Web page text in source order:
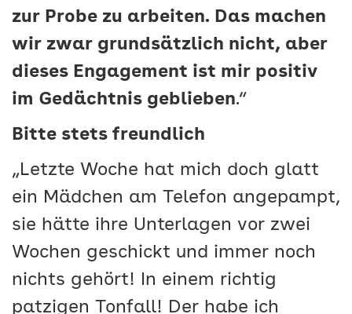
zur Probe zu arbeiten. Das machen
wir zwar grundsätzlich nicht, aber
dieses Engagement ist mir positiv
im Gedächtnis geblieben.“
Bitte stets freundlich
„Letzte Woche hat mich doch glatt
ein Mädchen am Telefon angepampt,
sie hätte ihre Unterlagen vor zwei
Wochen geschickt und immer noch
nichts gehört! In einem richtig
patzigen Tonfall! Der habe ich